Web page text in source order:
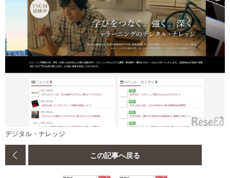
デジタル・ナレッジ
この記事へ戻る